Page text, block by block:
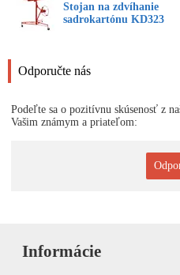
Stojan na zdvíhanie
sadrokartónu KD323
Odporučte nás
Podeľte sa o pozitívnu skúsenosť z
Vašim známym a priateľom:
Informácie